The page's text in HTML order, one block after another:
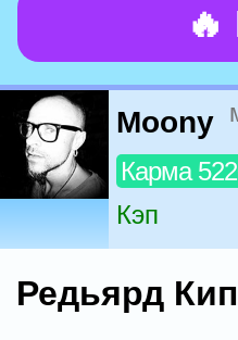
Moony
Карма
Кэп
Редьярд